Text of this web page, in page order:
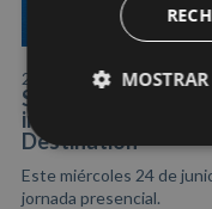
22/06/2026
Santander se
inteligente en el
Destination
Este miércoles 24 de
jornada presencial.